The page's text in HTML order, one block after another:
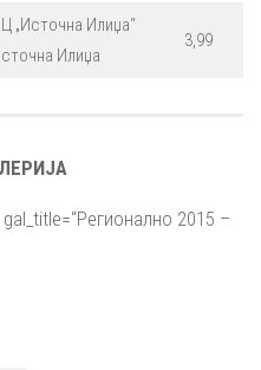
„Источна Илиџа“
Илиџа
3,99
2015 –